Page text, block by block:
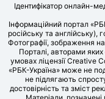
Ідентифікатор онлайн-
Інформаційний портал
російську та англійську),
Фотографії, зображення
Порталі, авторами
умовах ліцензії Creative
«РБК-Україна» може не
не підлягають
достовірність та зміст